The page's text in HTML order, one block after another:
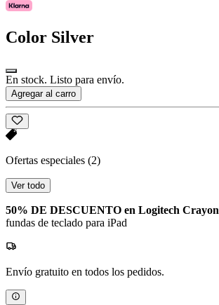
Color Silver
En stock. Listo para envío.
Agregar al carro
Ofertas especiales (2)
Ver todo
50% DE DESCUENTO en Logitech Crayon
fundas de teclado para iPad
Envío gratuito en todos los pedidos.